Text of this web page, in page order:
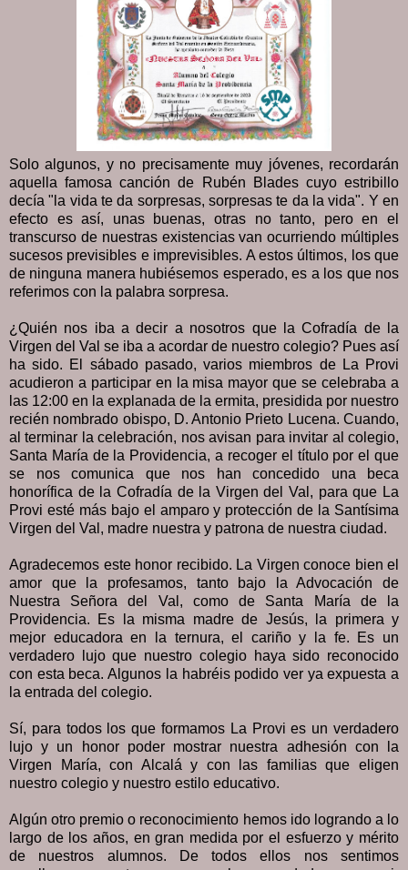
Solo algunos, y no precisamente muy jóvenes, recordarán
aquella famosa canción de Rubén Blades cuyo estribillo
decía "la vida te da sorpresas, sorpresas te da la vida". Y en
efecto es así, unas buenas, otras no tanto, pero en el
transcurso de nuestras existencias van ocurriendo múltiples
sucesos previsibles e imprevisibles. A estos últimos, los que
de ninguna manera hubiésemos esperado, es a los que nos
referimos con la palabra sorpresa.
¿Quién nos iba a decir a nosotros que la Cofradía de la
Virgen del Val se iba a acordar de nuestro colegio? Pues así
ha sido. El sábado pasado, varios miembros de La Provi
acudieron a participar en la misa mayor que se celebraba a
las 12:00 en la explanada de la ermita, presidida por nuestro
recién nombrado obispo, D. Antonio Prieto Lucena. Cuando,
al terminar la celebración, nos avisan para invitar al colegio,
Santa María de la Providencia, a recoger el título por el que
se nos comunica que nos han concedido una beca
honorífica de la Cofradía de la Virgen del Val, para que La
Provi esté más bajo el amparo y protección de la Santísima
Virgen del Val, madre nuestra y patrona de nuestra ciudad.
Agradecemos este honor recibido. La Virgen conoce bien el
amor que la profesamos, tanto bajo la Advocación de
Nuestra Señora del Val, como de Santa María de la
Providencia. Es la misma madre de Jesús, la primera y
mejor educadora en la ternura, el cariño y la fe. Es un
verdadero lujo que nuestro colegio haya sido reconocido
con esta beca. Algunos la habréis podido ver ya expuesta a
la entrada del colegio.
Sí, para todos los que formamos La Provi es un verdadero
lujo y un honor poder mostrar nuestra adhesión con la
Virgen María, con Alcalá y con las familias que eligen
nuestro colegio y nuestro estilo educativo.
Algún otro premio o reconocimiento hemos ido logrando a lo
largo de los años, en gran medida por el esfuerzo y mérito
de nuestros alumnos. De todos ellos nos sentimos